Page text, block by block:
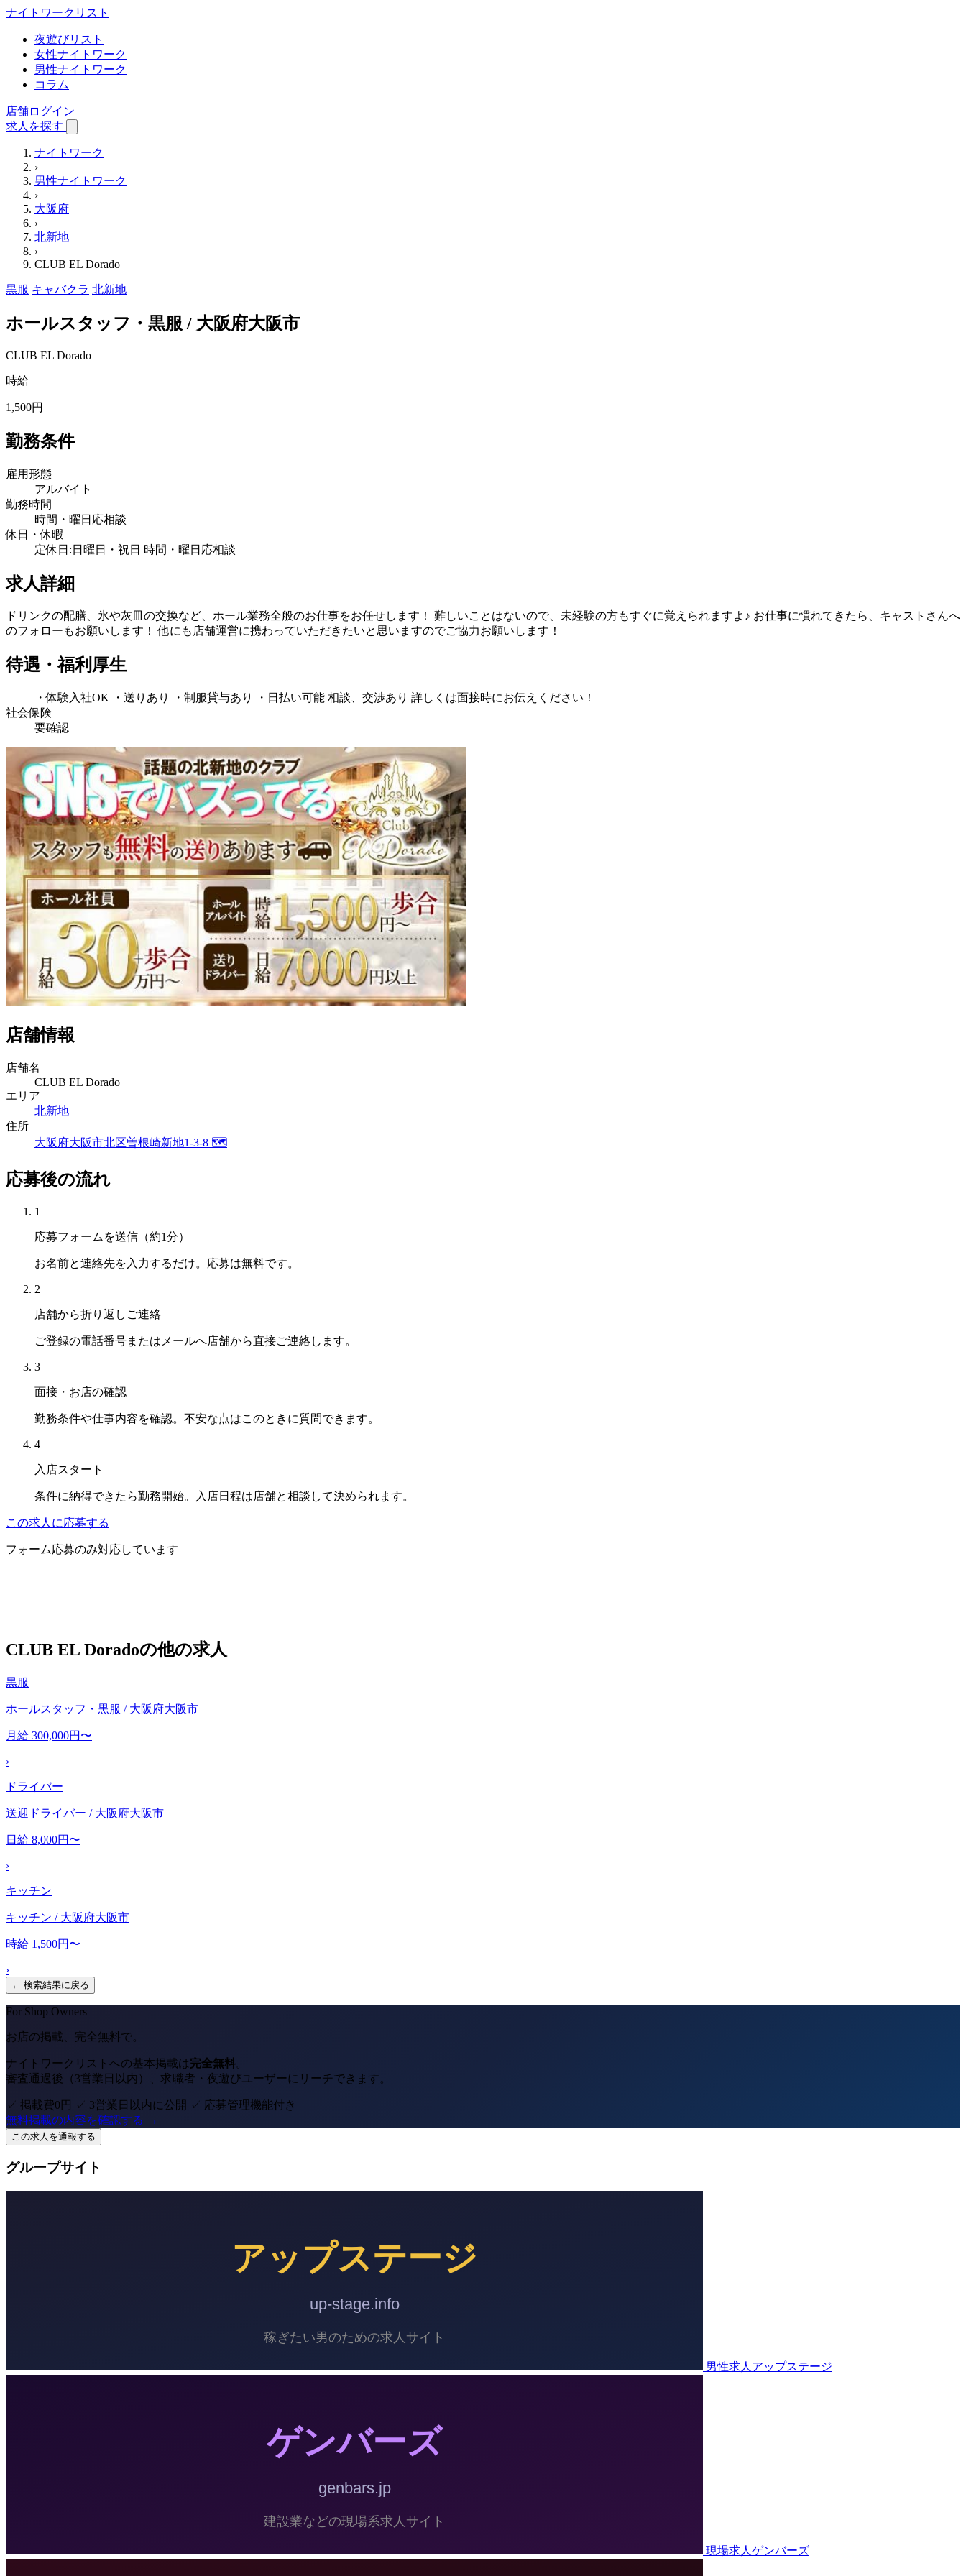
ナイトワーク リスト
夜遊びリスト
女性ナイトワーク
男性ナイトワーク
コラム
店舗ログイン
求人を探す
ナイトワーク
›
男性ナイトワーク
›
大阪府
›
北新地
›
CLUB EL Dorado
黒服 キャバクラ 北新地
ホールスタッフ・黒服 / 大阪府大阪市
CLUB EL Dorado
時給
1,500円
勤務条件
雇用形態
アルバイト
勤務時間
時間・曜日応相談
休日・休暇
定休日:日曜日・祝日 時間・曜日応相談
求人詳細
ドリンクの配膳、氷や灰皿の交換など、ホール業務全般のお仕事をお任せします！ 難しいことはないので、未経験の方もすぐに覚えられますよ♪ お仕事に慣れてきたら、キャストさんへ
のフォローもお願いします！ 他にも店舗運営に携わっていただきたいと思いますのでご協力お願いします！
待遇・福利厚生
・体験入社OK ・送りあり ・制服貸与あり ・日払い可能 相談、交渉あり 詳しくは面接時にお伝えください！
社会保険
要確認
店舗情報
店舗名
CLUB EL Dorado
エリア
北新地
住所
大阪府大阪市北区曽根崎新地1-3-8 🗺
応募後の流れ
1
応募フォームを送信（約1分）
お名前と連絡先を入力するだけ。応募は無料です。
2
店舗から折り返しご連絡
ご登録の電話番号またはメールへ店舗から直接ご連絡します。
3
面接・お店の確認
勤務条件や仕事内容を確認。不安な点はこのときに質問できます。
4
入店スタート
条件に納得できたら勤務開始。入店日程は店舗と相談して決められます。
この求人に応募する
フォーム応募のみ対応しています
CLUB EL Doradoの他の求人
黒服
ホールスタッフ・黒服 / 大阪府大阪市
月給 300,000円〜
›
ドライバー
送迎ドライバー / 大阪府大阪市
日給 8,000円〜
›
キッチン
キッチン / 大阪府大阪市
時給 1,500円〜
›
← 検索結果に戻る
For Shop Owners
お店の掲載、完全無料で。
ナイトワークリストへの基本掲載は完全無料。
審査通過後（3営業日以内）、求職者・夜遊びユーザーにリーチできます。
✓ 掲載費0円 ✓ 3営業日以内に公開
✓ 応募管理機能付き
無料掲載の内容を確認する →
この求人を通報する
グループサイト
男性求人アップステージ
現場求人ゲンバーズ